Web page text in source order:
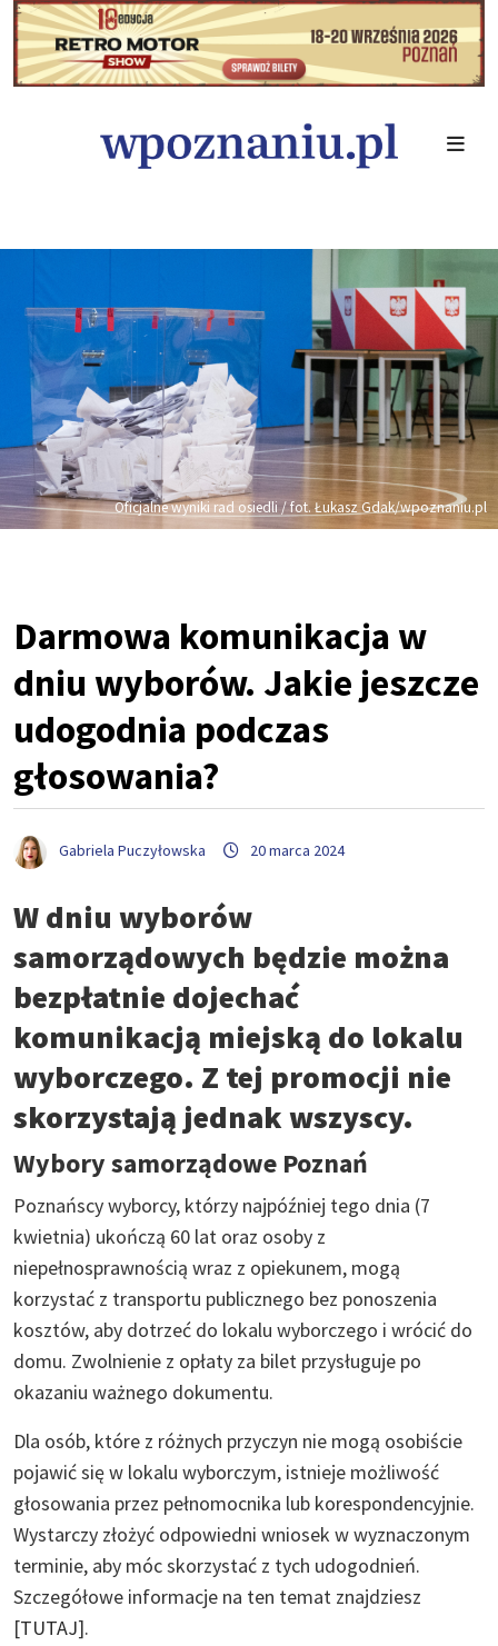
Oficjalne wyniki rad osiedli / fot. Łukasz Gdak/wpoznaniu.pl
Darmowa komunikacja w
dniu wyborów. Jakie jeszcze
udogodnia podczas
głosowania?
Gabriela Puczyłowska 20 marca 2024
W dniu wyborów
samorządowych będzie można
bezpłatnie dojechać
komunikacją miejską do lokalu
wyborczego. Z tej promocji nie
skorzystają jednak wszyscy.
Wybory samorządowe Poznań
Poznańscy wyborcy, którzy najpóźniej tego dnia (7
kwietnia) ukończą 60 lat oraz osoby z
niepełnosprawnością wraz z opiekunem, mogą
korzystać z transportu publicznego bez ponoszenia
kosztów, aby dotrzeć do lokalu wyborczego i wrócić do
domu. Zwolnienie z opłaty za bilet przysługuje po
okazaniu ważnego dokumentu.
Dla osób, które z różnych przyczyn nie mogą osobiście
pojawić się w lokalu wyborczym, istnieje możliwość
głosowania przez pełnomocnika lub korespondencyjnie.
Wystarczy złożyć odpowiedni wniosek w wyznaczonym
terminie, aby móc skorzystać z tych udogodnień.
Szczegółowe informacje na ten temat znajdziesz
[TUTAJ].